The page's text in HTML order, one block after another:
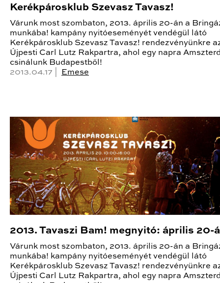
Kerékpárosklub Szevasz Tavasz!
Várunk most szombaton, 2013. április 20-án a
munkába! kampány nyitóeseményét vendégül látó
Kerékpárosklub Szevasz Tavasz! rendezvényünkre
Újpesti Carl Lutz Rakpartra, ahol egy napra
csinálunk Budapestből!
2013.04.17 |
Emese
2013. Tavaszi Bam! megnyitó: április 20-
Várunk most szombaton, 2013. április 20-án a
munkába! kampány nyitóeseményét vendégül látó
Kerékpárosklub Szevasz Tavasz! rendezvényünkre
Újpesti Carl Lutz Rakpartra, ahol egy napra